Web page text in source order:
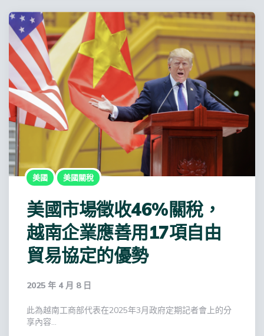
美國 美國關稅
美國市場徵收46%關稅，
越南企業應善用17項自由
貿易協定的優勢
2025 年 4 月 8 日
此為越南工商部代表在2025年3月政府定期記者會上的分
享內容…